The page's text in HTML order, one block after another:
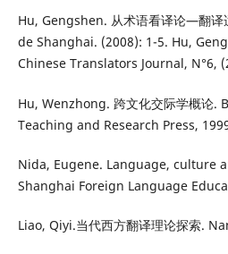
Hu, Gengshen. 从术语看译论—翻译
de Shanghai. (2008): 1-5. Hu,
Chinese Translators Journal, N°6,
Hu, Wenzhong. 跨文化交际学概论
Teaching and Research Press,
Nida, Eugene. Language, culture
Shanghai Foreign Language
Liao, Qiyi.当代西方翻译理论探索.